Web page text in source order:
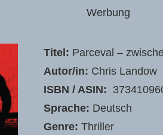
Werbung
Titel: Parceval –
Autor/in: Chris Landow
ISBN / ASIN:
Sprache: Deutsch
Genre: Thriller